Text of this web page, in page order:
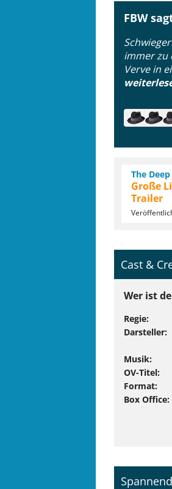
FBW
immer zu
Verve in
The
Große
Trailer
Cast &
Wer ist
Regie
Darsteller
Musik
OV-Titel
Format
Box Office